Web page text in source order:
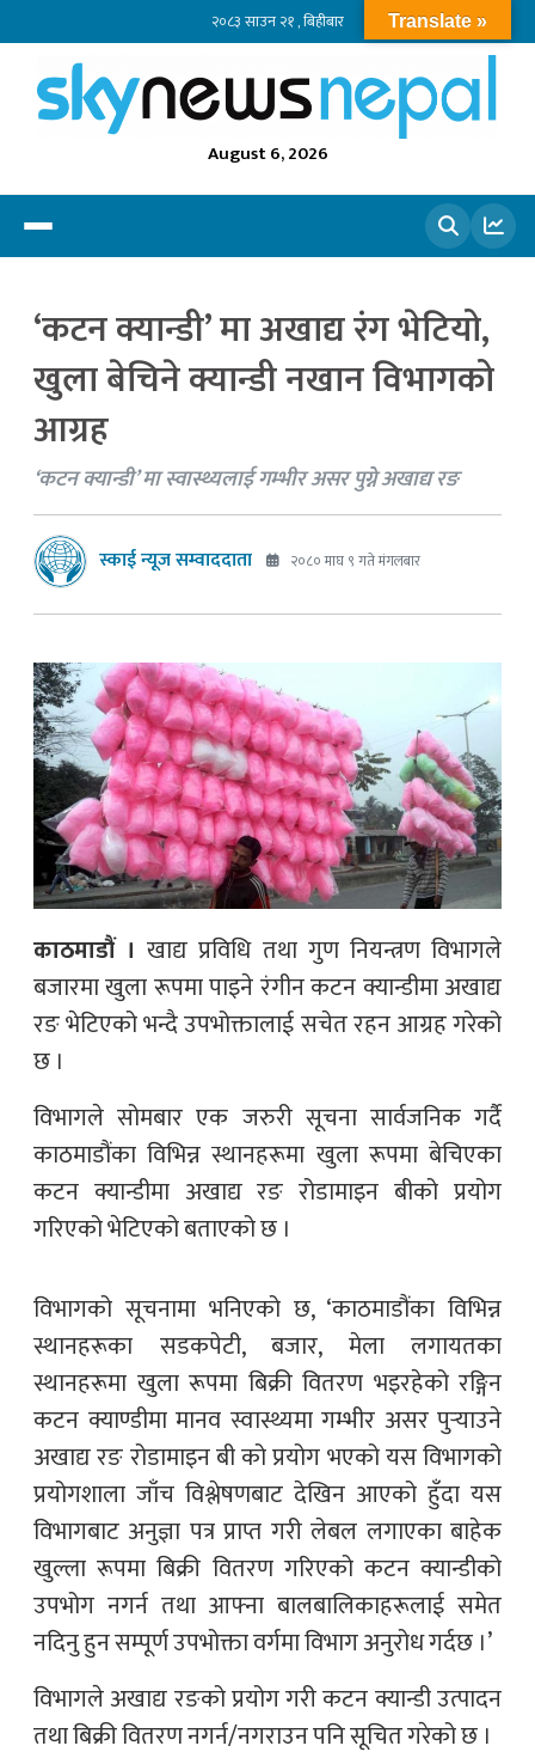
२०८३ साउन २१ , बिहीबार
August 6, 2026
‘कटन क्यान्डी’ मा अखाद्य रंग भेटियो,
खुला बेचिने क्यान्डी नखान विभागको
आग्रह
‘कटन क्यान्डी’ मा स्वास्थ्यलाई गम्भीर असर पुग्ने अखाद्य रङ
स्काई न्यूज सम्वाददाता २०८० माघ ९ गते मंगलबार
काठमाडौं । खाद्य प्रविधि तथा गुण नियन्त्रण विभागले
बजारमा खुला रूपमा पाइने रंगीन कटन क्यान्डीमा अखाद्य
रङ भेटिएको भन्दै उपभोक्तालाई सचेत रहन आग्रह गरेको
छ ।
विभागले सोमबार एक जरुरी सूचना सार्वजनिक गर्दै
काठमाडौंका विभिन्न स्थानहरूमा खुला रूपमा बेचिएका
कटन क्यान्डीमा अखाद्य रङ रोडामाइन बीको प्रयोग
गरिएको भेटिएको बताएको छ ।
विभागको सूचनामा भनिएको छ, ‘काठमाडौंका विभिन्न
स्थानहरूका सडकपेटी, बजार, मेला लगायतका
स्थानहरूमा खुला रूपमा बिक्री वितरण भइरहेको रङ्गिन
कटन क्याण्डीमा मानव स्वास्थ्यमा गम्भीर असर पुऱ्याउने
अखाद्य रङ रोडामाइन बी को प्रयोग भएको यस विभागको
प्रयोगशाला जाँच विश्लेषणबाट देखिन आएको हुँदा यस
विभागबाट अनुज्ञा पत्र प्राप्त गरी लेबल लगाएका बाहेक
खुल्ला रूपमा बिक्री वितरण गरिएको कटन क्यान्डीको
उपभोग नगर्न तथा आफ्ना बालबालिकाहरूलाई समेत
नदिनु हुन सम्पूर्ण उपभोक्ता वर्गमा विभाग अनुरोध गर्दछ ।’
विभागले अखाद्य रङको प्रयोग गरी कटन क्यान्डी उत्पादन
तथा बिक्री वितरण नगर्न/नगराउन पनि सूचित गरेको छ ।
Translate »